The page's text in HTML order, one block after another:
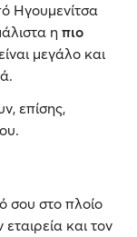
Ηγουμενίτσα
ηπιο
μεγάλο και
επίσης,
σου στο πλοίο
και τον